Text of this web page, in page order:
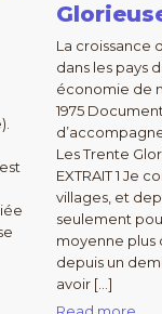
La croissance
dans les pays
économie de
1975
Les Trente
EXTRAIT 1 Je
villages, et
seulement
moyenne plus
depuis un
avoir […]